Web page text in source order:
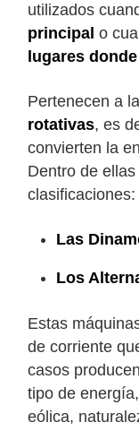
utilizados
principal o
lugares
Pertenecen a la
rotativas, es
convierten la
Dentro de
clasificaciones:
Las
Los
Estas
de corriente
casos
tipo de
eólica,